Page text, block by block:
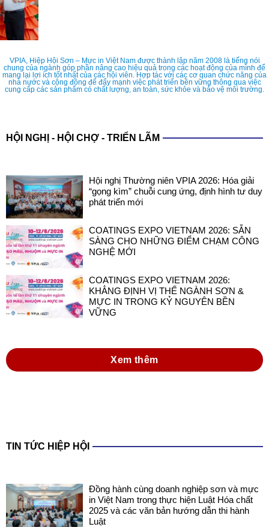
VPIA, Hiệp Hội Sơn – Mực in Việt Nam được thành lập năm 2008 là tiếng nói
chung của ngành góp phần nâng cao hiệu quả trong các hoạt động của mình để
mang lại lợi ích tốt nhất của các hội viên. Hợp tác với các cơ quan chức năng của
nhà nước và cộng đồng để đẩy mạnh việc phát triển bền vững thông qua việc
cung cấp các sản phẩm có chất lượng, an toàn, sức khỏe và bảo vệ môi trường.
HỘI NGHỊ - HỘI CHỢ - TRIỂN LÃM
Hội nghị Thường niên VPIA 2026: Hóa giải
“gọng kìm” chuỗi cung ứng, định hình tư duy
phát triển mới
COATINGS EXPO VIETNAM 2026: SẴN
SÀNG CHO NHỮNG ĐIỂM CHẠM CÔNG
NGHỆ MỚI
COATINGS EXPO VIETNAM 2026:
KHẲNG ĐỊNH VỊ THẾ NGÀNH SƠN &
MỰC IN TRONG KỶ NGUYÊN BỀN
VỮNG
Xem thêm
TIN TỨC HIỆP HỘI
Đồng hành cùng doanh nghiệp sơn và mực
in Việt Nam trong thực hiện Luật Hóa chất
2025 và các văn bản hướng dẫn thi hành
Luật